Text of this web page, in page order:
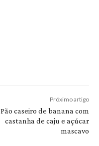
Próximo artigo
Pão caseiro de banana com
castanha de caju e açúcar
mascavo